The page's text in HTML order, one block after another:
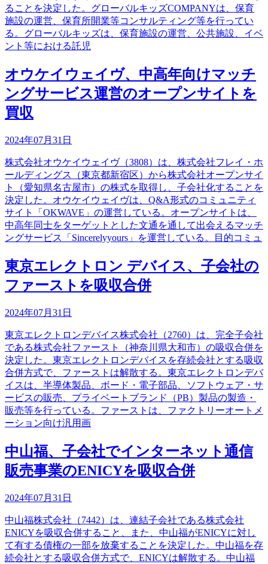
ることを決定した。グローバルキッズCOMPANYは、保育
施設の運営、保育所開業等コンサルティング等を行ってい
る。グローバルキッズは、保育施設の運営、公共施設、イベ
ント等における託児
オウケイウェイヴ、中高年向けマッチ
ングサービス運営のオープンサイトを
買収
2024年07月31日
株式会社オウケイウェイヴ（3808）は、株式会社フレイ・ホ
ールディングス（東京都新宿区）から株式会社オープンサイ
ト（愛知県名古屋市）の株式を取得し、子会社化することを
決定した。オウケイウェイヴは、Q&A形式のコミュニティ
サイト「OKWAVE」の運営している。オープンサイトは、
中高年同士をターゲットとした文通を通して出会えるマッチ
ングサービス「Sincerelyyours」を運営している。目的コミュ
東京エレクトロン デバイス、子会社の
ファーストを吸収合併
2024年07月31日
東京エレクトロンデバイス株式会社（2760）は、完全子会社
である株式会社ファースト（神奈川県大和市）の吸収合併を
決定した。東京エレクトロンデバイスを存続会社とする吸収
合併方式で、ファーストは解散する。東京エレクトロンデバ
イスは、半導体製品、ボード・電子部品、ソフトウェア・サ
ービスの販売、プライベートブランド（PB）製品の製造・
販売等を行っている。ファーストは、ファクトリーオートメ
ーション向け汎用画
中山福、子会社でインターネット通信
販売事業のENICYを吸収合併
2024年07月31日
中山福株式会社（7442）は、連結子会社である株式会社
ENICYを吸収合併すること、また、中山福がENICYに対し
て有する債権の一部を放棄することを決定した。中山福を存
続会社とする吸収合併方式で、ENICYは解散する。中山福